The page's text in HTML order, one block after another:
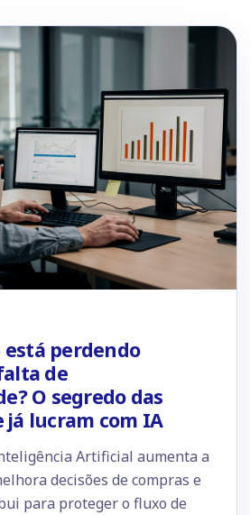
está perdendo
de
O segredo das
lucram com IA
Artificial aumenta a
decisões de compras e
para proteger o fluxo de